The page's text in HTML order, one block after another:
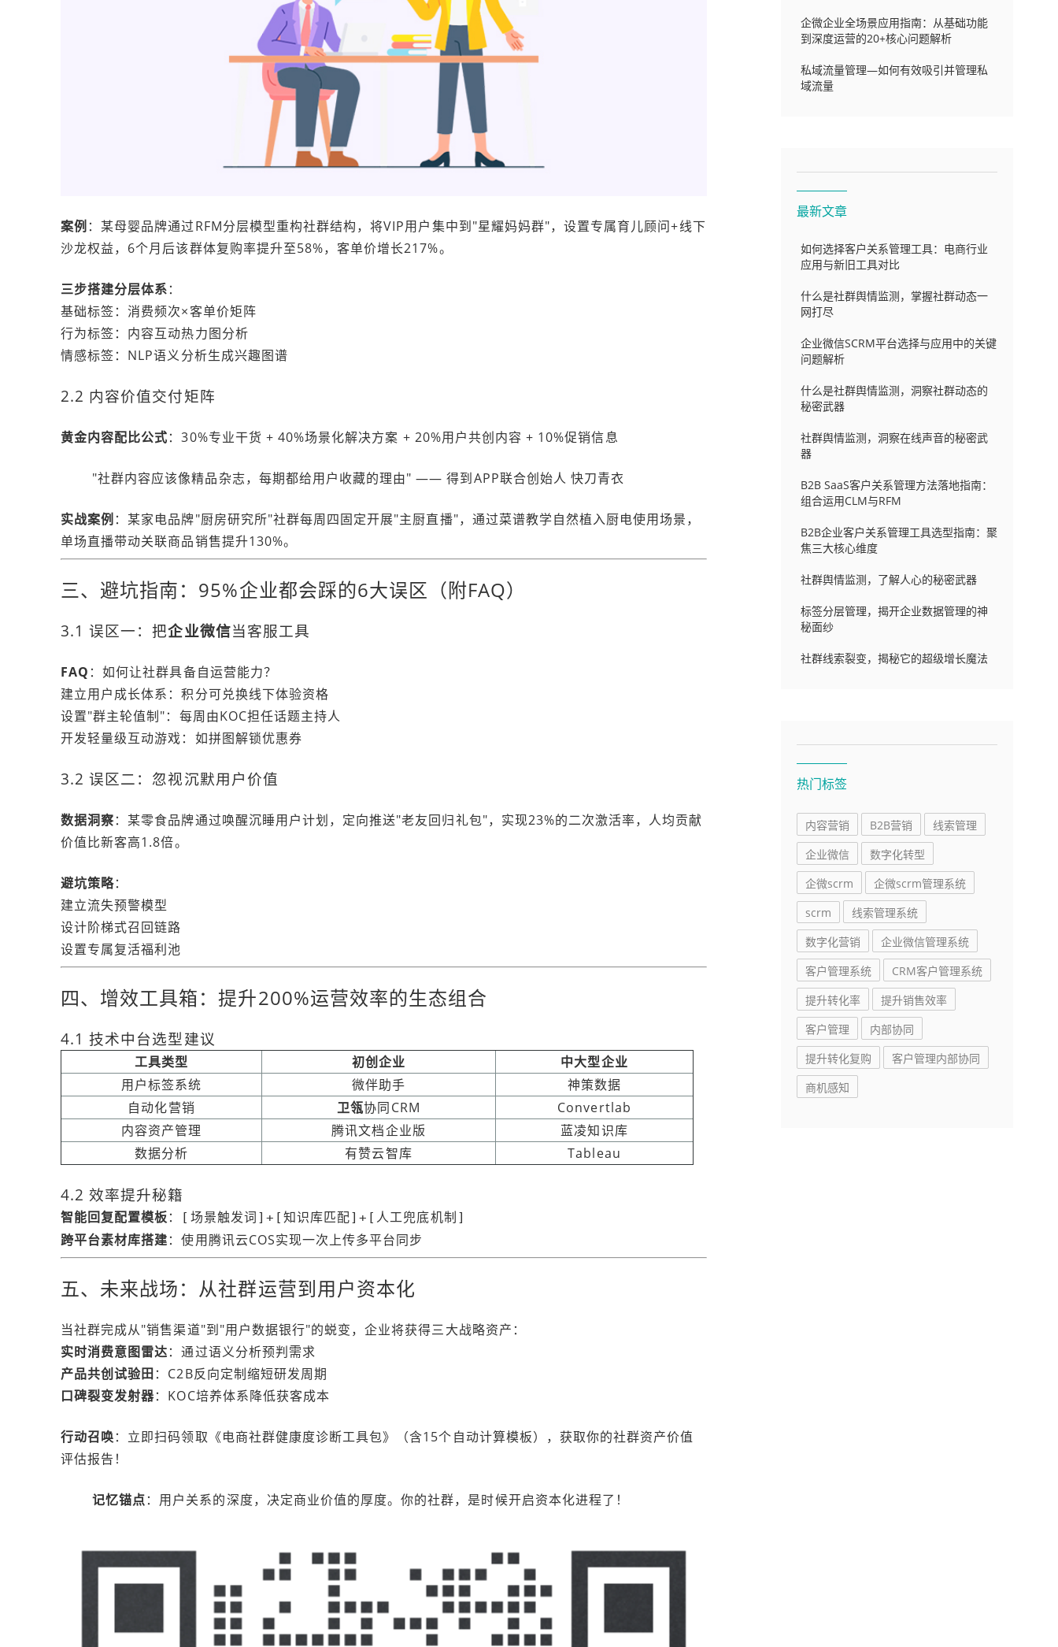
案例 ：某母婴品牌通过RFM分层模型重构社群结构，将VIP用户集中到"星耀妈妈群"，设置专属育儿顾问+线下
沙龙权益，6个月后该群体复购率提升至58%，客单价增长217%。
三步搭建分层体系：
基础标签：消费频次×客单价矩阵
行为标签：内容互动热力图分析
情感标签：NLP语义分析生成兴趣图谱
2.2 内容价值交付矩阵
黄金内容配比公式：30%专业干货 + 40%场景化解决方案 + 20%用户共创内容 + 10%促销信息
"社群内容应该像精品杂志，每期都给用户收藏的理由" —— 得到APP联合创始人 快刀青衣
实战案例 ：某家电品牌"厨房研究所"社群每周四固定开展"主厨直播"，通过菜谱教学自然植入厨电使用场景，
单场直播带动关联商品销售提升130%。
三、避坑指南：95%企业都会踩的6大误区（附FAQ）
3.1 误区一：把企业微信当客服工具
FAQ ：如何让社群具备自运营能力？
建立用户成长体系：积分可兑换线下体验资格
设置"群主轮值制"：每周由KOC担任话题主持人
开发轻量级互动游戏：如拼图解锁优惠券
3.2 误区二：忽视沉默用户价值
数据洞察：某零食品牌通过唤醒沉睡用户计划，定向推送"老友回归礼包"，实现23%的二次激活率，人均贡献
价值比新客高1.8倍。
避坑策略：
建立流失预警模型
设计阶梯式召回链路
设置专属复活福利池
四、增效工具箱：提升200%运营效率的生态组合
4.1 技术中台选型建议
工具类型 初创企业
中大型企业
用户标签系统
微伴助手
神策数据
自动化营销
卫瓴协同CRM
Convertlab
内容资产管理
腾讯文档企业版
蓝凌知识库
数据分析
有赞云智库 Tableau
4.2 效率提升秘籍
智能回复配置模板： [场景触发词]+[知识库匹配]+[人工兜底机制]
跨平台素材库搭建：使用腾讯云COS实现一次上传多平台同步
五、未来战场：从社群运营到用户资本化
当社群完成从"销售渠道"到"用户数据银行"的蜕变，企业将获得三大战略资产：
实时消费意图雷达：通过语义分析预判需求
产品共创试验田 ：C2B反向定制缩短研发周期
口碑裂变发射器：KOC培养体系降低获客成本
行动召唤：立即扫码领取《电商社群健康度诊断工具包》（含15个自动计算模板），获取你的社群资产价值
评估报告！
记忆锚点：用户关系的深度，决定商业价值的厚度。你的社群，是时候开启资本化进程了！
企微企业全场景应用指南：从基础功能
到深度运营的20+核心问题解析
私域流量管理—如何有效吸引并管理私
域流量
最新文章
如何选择客户关系管理工具：电商行业
应用与新旧工具对比
什么是社群舆情监测，掌握社群动态一
网打尽
企业微信SCRM平台选择与应用中的关键
问题解析
什么是社群舆情监测，洞察社群动态的
秘密武器
社群舆情监测，洞察在线声音的秘密武
器
B2B SaaS客户关系管理方法落地指南：
组合运用CLM与RFM
B2B企业客户关系管理工具选型指南：聚
焦三大核心维度
社群舆情监测，了解人心的秘密武器
标签分层管理，揭开企业数据管理的神
秘面纱
社群线索裂变，揭秘它的超级增长魔法
热门标签
内容营销 B2B营销
线索管理
企业微信
数字化转型
企微scrm
企微scrm管理系统
scrm
线索管理系统
数字化营销
企业微信管理系统
客户管理系统
CRM客户管理系统
提升转化率
提升销售效率
客户管理
内部协同
提升转化复购
客户管理内部协同
商机感知